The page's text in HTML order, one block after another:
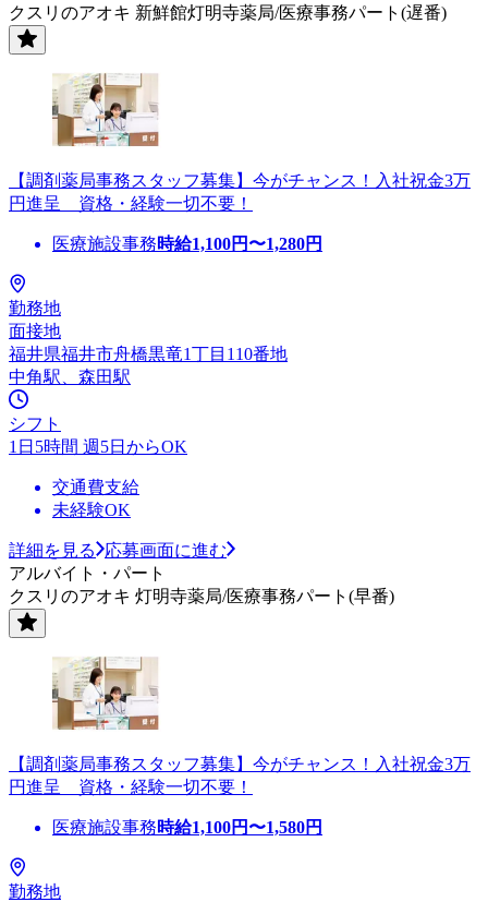
クスリのアオキ 新鮮館灯明寺薬局/医療事務パート(遅番)
【調剤薬局事務スタッフ募集】今がチャンス！入社祝金3万
円進呈 資格・経験一切不要！
医療施設事務時給1,100円〜1,280円
勤務地
面接地
福井県福井市舟橋黒竜1丁目110番地
中角駅、森田駅
シフト
1日5時間 週5日からOK
交通費支給
未経験OK
詳細を見る
応募画面に進む
アルバイト・パート
クスリのアオキ 灯明寺薬局/医療事務パート(早番)
【調剤薬局事務スタッフ募集】今がチャンス！入社祝金3万
円進呈 資格・経験一切不要！
医療施設事務時給1,100円〜1,580円
勤務地